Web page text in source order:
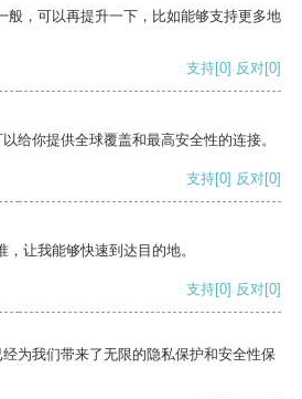
般，可以再提升一下，比如能够支持更多地
支持[0] 反对[0]
给你提供全球覆盖和最高安全性的连接。
支持[0] 反对[0]
让我能够快速到达目的地。
支持[0] 反对[0]
为我们带来了无限的隐私保护和安全性保